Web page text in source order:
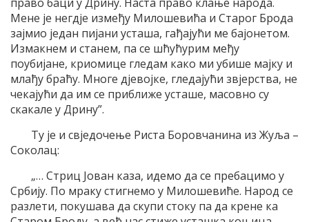
Мене је негдје између Милошевића и Старог Брода
зајмио један пијани усташа, гађајући ме бајонетом.
Измакнем и станем, па се шћућурим међу
поубијане, криомице гледам како ми убише мајку и
млађу браћу. Многе дјевојке, гледајући звјерства, не
чекајући да им се приближе усташе, масовно су
скакале у Дрину”.
Ту је и свједочење Риста Боровчанина из Жуља –
Соколац:
„… Стриц Јован каза, идемо да се пребацимо у
Србију. По мраку стигнемо у Милошевиће. Народ се
разлети, покушава да скупи стоку па да крене ка